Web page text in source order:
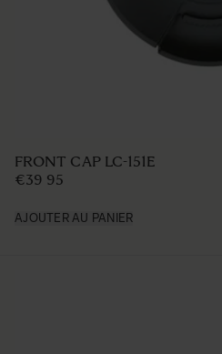
LENS HOOD LH850-03
€49 95
AJOUTER AU PANIER